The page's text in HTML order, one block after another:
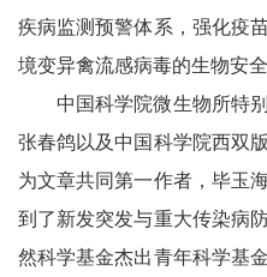
疾病监测预警体系，强化疫
境变异禽流感病毒的生物安全
中国科学院微生物所特
张春鸽以及 中国科学院西双
为文章共同第一作者，毕玉
到了新发突发与重大传染病
然科学基金杰出青年科学基